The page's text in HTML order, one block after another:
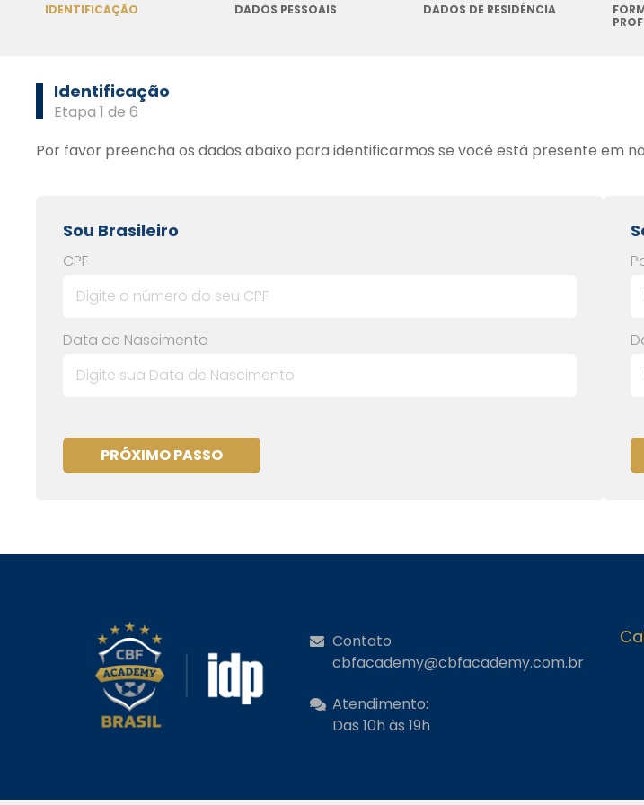
IDENTIFICAÇÃO DADOS PESSOAIS DADOS DE RESIDÊNCIA
Identificação
Etapa 1 de 6
Por favor preencha os dados abaixo para identificarmos se você está presente em
Sou Brasileiro
CPF
Data de Nascimento
PRÓXIMO PASSO
Contato
cbfacademy@cbfacademy.com.br
Atendimento:
Das 10h às 19h